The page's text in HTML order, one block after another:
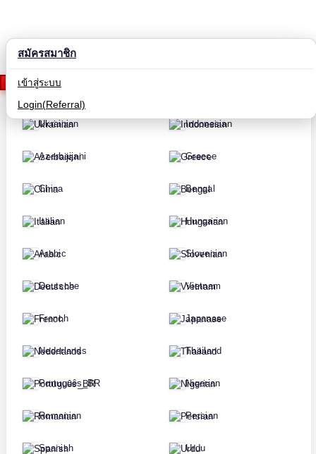
Russian
Ukrainian
Azerbaijani
China
Italian
Arabic
Deutsche
French
Nederlands
Português_BR
Romanian
Spanish
Indonesian
Greece
Bengal
Hungarian
Slovenian
Vietnam
Japanase
Thailand
Nigerian
Persian
Urdu
สมัครสมาชิก
เข้าสู่ระบบ
Login(Referral)